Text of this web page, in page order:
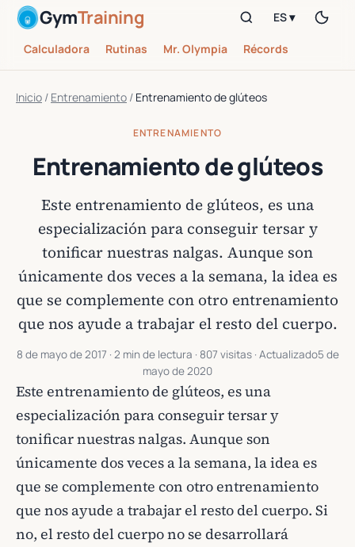
GymTraining
Calculadora Rutinas Mr. Olympia Récords
ES ▾
Inicio / Entrenamiento / Entrenamiento de glúteos
ENTRENAMIENTO
Entrenamiento de glúteos
Este entrenamiento de glúteos, es una
especialización para conseguir tersar y
tonificar nuestras nalgas. Aunque son
únicamente dos veces a la semana, la idea es
que se complemente con otro entrenamiento
que nos ayude a trabajar el resto del cuerpo.
8 de mayo de 2017 · 2 min de lectura · 807 visitas · Actualizado5 de
mayo de 2020
Este entrenamiento de glúteos, es una
especialización para conseguir tersar y
tonificar nuestras nalgas. Aunque son
únicamente dos veces a la semana, la idea es
que se complemente con otro entrenamiento
que nos ayude a trabajar el resto del cuerpo. Si
no, el resto del cuerpo no se desarrollará